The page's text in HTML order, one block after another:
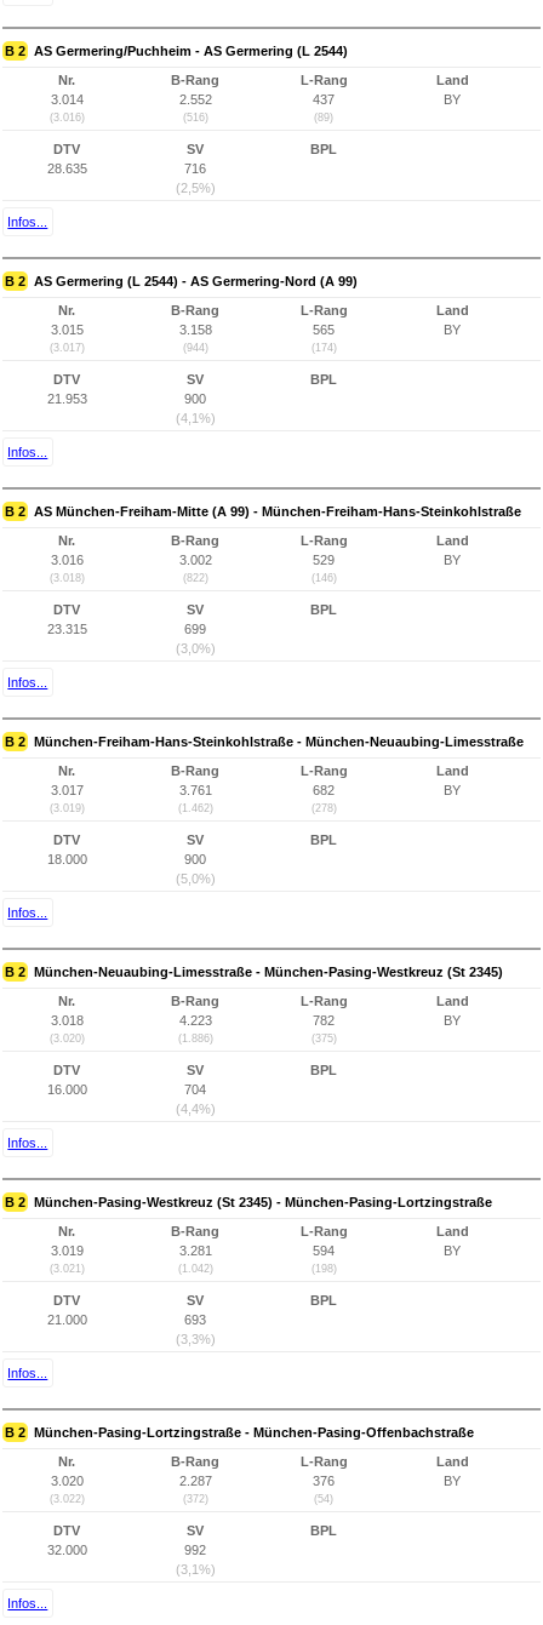
B 2 AS Germering/Puchheim - AS Germering (L 2544)
Nr.
3.014
(3.016)
B-Rang
2.552
(516)
L-Rang
437
(89)
Land
BY
DTV
28.635
SV
716
(2,5%)
BPL
Infos...
B 2 AS Germering (L 2544) - AS Germering-Nord (A 99)
Nr.
3.015
(3.017)
B-Rang
3.158
(944)
L-Rang
565
(174)
Land
BY
DTV
21.953
SV
900
(4,1%)
BPL
Infos...
B 2 AS München-Freiham-Mitte (A 99) - München-Freiham-Hans-Steinkohlstraße
Nr.
3.016
(3.018)
B-Rang
3.002
(822)
L-Rang
529
(146)
Land
BY
DTV
23.315
SV
699
(3,0%)
BPL
Infos...
B 2 München-Freiham-Hans-Steinkohlstraße - München-Neuaubing-Limesstraße
Nr.
3.017
(3.019)
B-Rang
3.761
(1.462)
L-Rang
682
(278)
Land
BY
DTV
18.000
SV
900
(5,0%)
BPL
Infos...
B 2 München-Neuaubing-Limesstraße - München-Pasing-Westkreuz (St 2345)
Nr.
3.018
(3.020)
B-Rang
4.223
(1.886)
L-Rang
782
(375)
Land
BY
DTV
16.000
SV
704
(4,4%)
BPL
Infos...
B 2 München-Pasing-Westkreuz (St 2345) - München-Pasing-Lortzingstraße
Nr.
3.019
(3.021)
B-Rang
3.281
(1.042)
L-Rang
594
(198)
Land
BY
DTV
21.000
SV
693
(3,3%)
BPL
Infos...
B 2 München-Pasing-Lortzingstraße - München-Pasing-Offenbachstraße
Nr.
3.020
(3.022)
B-Rang
2.287
(372)
L-Rang
376
(54)
Land
BY
DTV
32.000
SV
992
(3,1%)
BPL
Infos...